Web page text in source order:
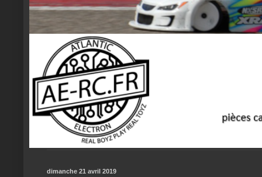
dimanche 21 avril 2019